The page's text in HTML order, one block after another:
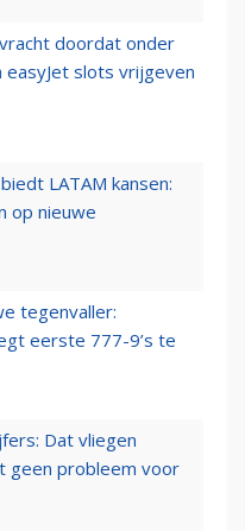
doordat onder
easyJet slots vrijgeven
LATAM kansen:
op nieuwe
tegenvaller:
eerste 777-9’s te
Dat vliegen
geen probleem voor